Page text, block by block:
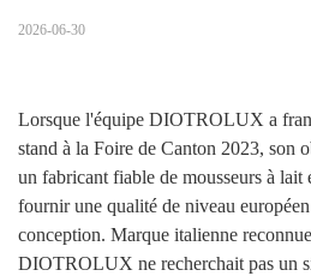
2026-06-30
Lorsque l'équipe DIOTROLUX a
stand à la Foire de Canton 2023, son
un fabricant fiable de mousseurs à lait
fournir une qualité de niveau
conception. Marque italienne
DIOTROLUX ne recherchait pas un